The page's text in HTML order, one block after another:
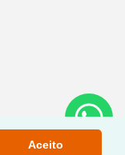
Aceito